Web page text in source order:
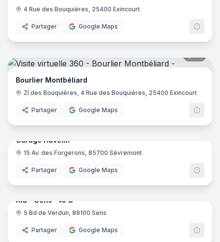
4 Rue des Bouquières, 25400 Exincourt
Partager Google Maps
Bourlier Montbéliard
ZI des Bouquières, 4 Rue des Bouquières, 25400 Exincourt
Partager Google Maps
28
Garage Huvelin
15 Av. des Forgerons, 85700 Sèvremont
Partager Google Maps
15
Kia - Sens - APS
5 Bd de Verdun, 89100 Sens
Partager Google Maps